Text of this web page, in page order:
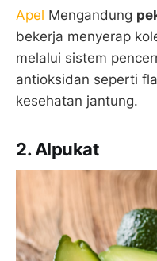
Apel Mengandung
bekerja menyerap
melalui sistem
antioksidan seperti
kesehatan jantung.
2. Alpukat